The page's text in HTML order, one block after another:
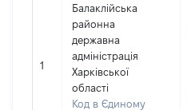
1
Балаклійська
районна
державна
адміністрація
Харківської
області
Код в Єдиному